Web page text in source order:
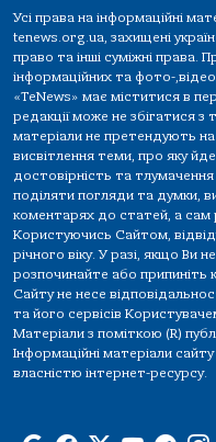
Усі права на інформаційні
tenews.org.ua, захищені
право та інші суміжні права.
інформаційних та фото-
«TeNews» має міститися в
редакції може не збігатися з
матеріали не претендують на
висвітлення теми, про яку
достовірність та
поділяти погляди та думки,
коментарях до статей, а сам
Користуючись Сайтом,
річного віку. У разі, якщо Ви
розпочинайте або припиніть
Сайту не несе
та його сервісів
Матеріали з поміткою (R)
Інформаційні матеріали
власністю інтернет-ресурсу.